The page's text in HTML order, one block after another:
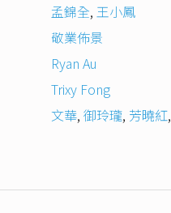
孟錦全, 王小鳳
敬業佈景
Ryan Au
Trixy Fong
文華, 御玲瓏, 芳曉紅,